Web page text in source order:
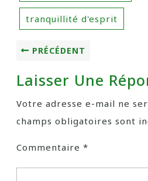
tranquillité d'esprit
PRÉCÉDENT
Laisser Une
Votre adresse e-mail ne
champs obligatoires sont
Commentaire *